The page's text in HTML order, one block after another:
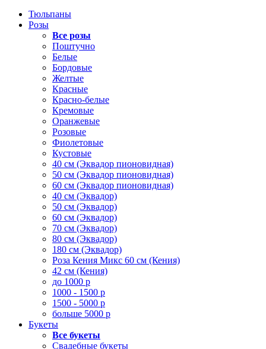
Тюльпаны
Розы
Все розы
Поштучно
Белые
Бордовые
Желтые
Красные
Красно-белые
Кремовые
Оранжевые
Розовые
Фиолетовые
Кустовые
40 см (Эквадор пионовидная)
50 см (Эквадор пионовидная)
60 см (Эквадор пионовидная)
40 см (Эквадор)
50 см (Эквадор)
60 см (Эквадор)
70 см (Эквадор)
80 см (Эквадор)
180 см (Эквадор)
Роза Кения Микс 60 см (Кения)
42 см (Кения)
до 1000 р
1000 - 1500 р
1500 - 5000 р
больше 5000 р
Букеты
Все букеты
Свадебные букеты